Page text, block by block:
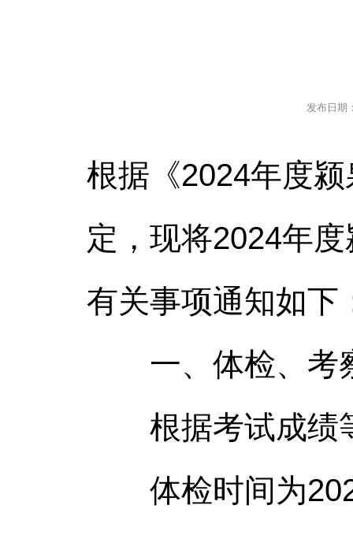
发布日期
根据《2024年度
定，现将2024年
有关事项通知如下
一、体检、考
根据考试成绩
体检时间为